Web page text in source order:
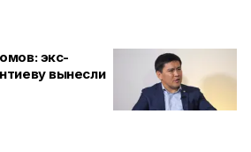
экс-
вынесли